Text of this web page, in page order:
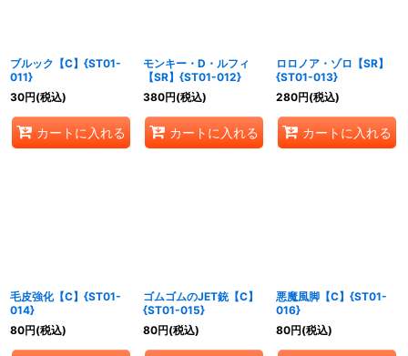
ブルック【C】{ST01-
011}
30円(税込)
カートに入れる
モンキー・D・ルフィ
【SR】{ST01-012}
380円(税込)
カートに入れる
ロロノア・ゾロ【SR】
{ST01-013}
280円(税込)
カートに入れる
毛皮強化【C】{ST01-
014}
80円(税込)
ゴムゴムのJET銃【C】
{ST01-015}
80円(税込)
悪魔風脚【C】{ST01-
016}
80円(税込)